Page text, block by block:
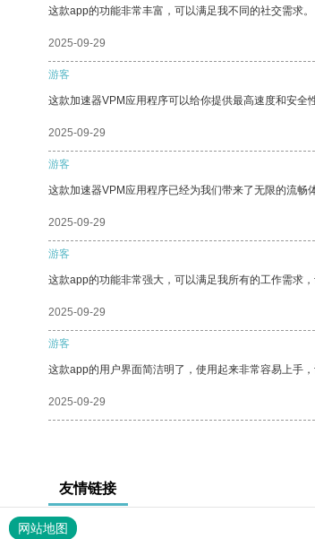
这款app的功能非常丰富，可以满足我不同的社交需求。
2025-09-29
游客
这款加速器VPM应用程序可以给你提供最高速度和安全
2025-09-29
游客
这款加速器VPM应用程序已经为我们带来了无限的流畅
2025-09-29
游客
这款app的功能非常强大，可以满足我所有的工作需求，
2025-09-29
游客
这款app的用户界面简洁明了，使用起来非常容易上手
2025-09-29
友情链接
网站地图